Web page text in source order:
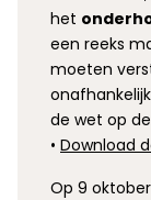
het
een reeks
moeten
de wet op
• Download
Op 9